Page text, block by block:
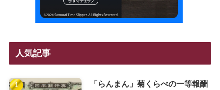
人気記事
「らんまん」菊くらべの一等報酬